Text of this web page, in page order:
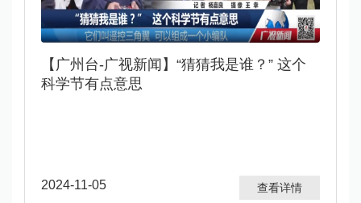
​【广州台-广视新闻】“猜猜我是谁？” 这个
科学节有点意思
2024-11-05 查看详情